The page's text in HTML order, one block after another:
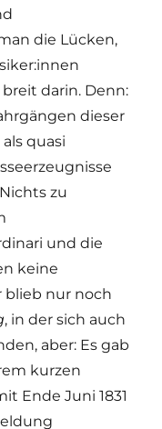
die Lücken,
darin. Denn:
dieser
quasi
zu
und die
keine
blieb nur noch
, in der sich auch
aber: Es gab
kurzen
Ende Juni 1831